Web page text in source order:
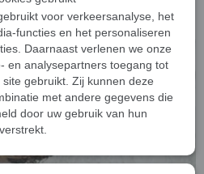
met glazen mond
voor verkeersanalyse, het
functies en het personaliseren
Daarnaast verlenen we onze
en analysepartners toegang tot
gebruikt. Zij kunnen deze
met andere gegevens die
door uw gebruik van hun